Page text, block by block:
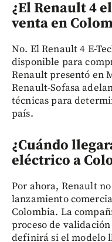
¿El Renault 4
venta en
No. El Renault 4 E-
disponible para
Renault presentó en
Renault-Sofasa
técnicas para
país.
¿Cuándo
eléctrico a
Por ahora, Renault
lanzamiento
Colombia. La
proceso de
definirá si el modelo